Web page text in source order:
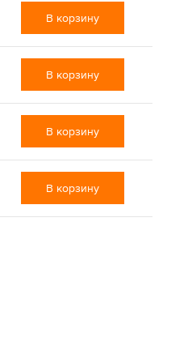
В корзину
В корзину
В корзину
В корзину